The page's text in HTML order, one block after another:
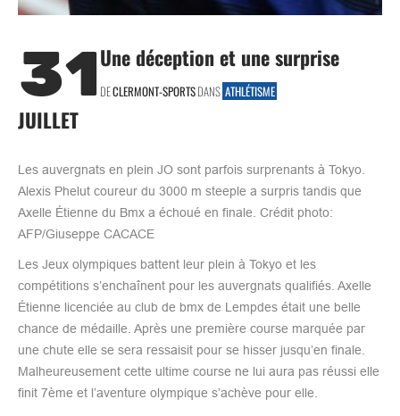
31
JUILLET
Une déception et une surprise
DECLERMONT-SPORTSDANS ATHLÉTISME
Les auvergnats en plein JO sont parfois surprenants à Tokyo.
Alexis Phelut coureur du 3000 m steeple a surpris tandis que
Axelle Étienne du Bmx a échoué en finale. Crédit photo:
AFP/Giuseppe CACACE
Les Jeux olympiques battent leur plein à Tokyo et les
compétitions s’enchaînent pour les auvergnats qualifiés. Axelle
Étienne licenciée au club de bmx de Lempdes était une belle
chance de médaille. Après une première course marquée par
une chute elle se sera ressaisit pour se hisser jusqu’en finale.
Malheureusement cette ultime course ne lui aura pas réussi elle
finit 7ème et l’aventure olympique s’achève pour elle.